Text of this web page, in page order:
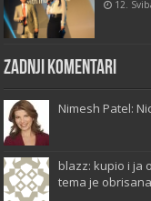
12.
Zadnji komentari
Nimesh Patel:
blazz: kupio i ja
tema je